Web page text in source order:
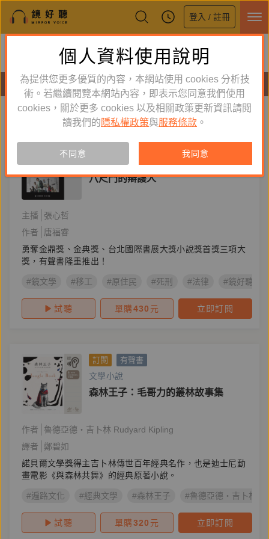
登入 / 註冊
鏡好聽全新APP上線
體驗全面升級，即刻下載
有聲書
影視改編 新到舊 舊到新
有聲書
八尺門的辯護人
主播
張心哲
作者
唐福睿
勇奪金鼎獎、金典獎、台北國際書展大獎小說獎首獎三項大
獎，有聲書隆重推出！
#鏡文學 #移工 #原住民 #死刑 #法律 #鏡好聽製
試聽 單購430 元 立即訂閱
訂閱 有聲書
文學小說
森林王子：毛哥力的叢林故事集
作者
魯德亞德・吉卜林 Rudyard Kipling
譯者
鄭碧如
諾貝爾文學獎得主吉卜林傳世百年經典名作，也是迪士尼動
畫電影《與森林共舞》的經典原著小說。
#遍路文化 #經典文學 #森林王子 #魯德亞德・吉卜林（
試聽 單購320 元 立即訂閱
個人資料使用說明
為提供您更多優質的內容，本網站使用 cookies 分析技
術。若繼續閱覽本網站內容，即表示您同意我們使用
cookies，關於更多 cookies 以及相關政策更新資訊請閱
讀我們的 隱私權政策與服務條款 。
不同意 我同意